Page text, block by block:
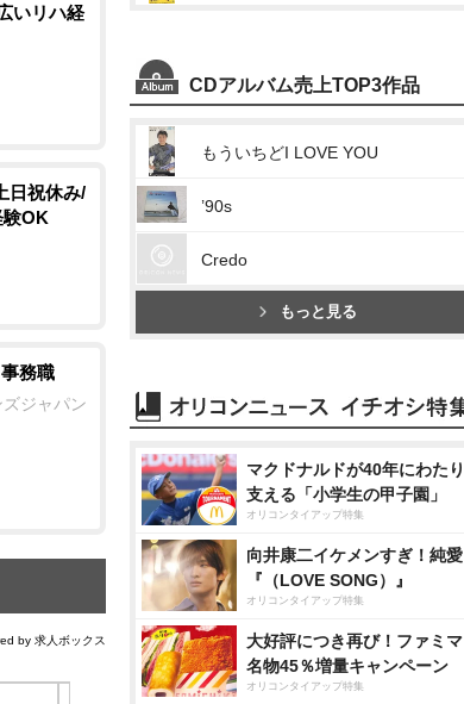
いリハ経
日祝休み/
験OK
務職
ジャパン
by 求人ボックス
CDアルバム売上TOP3作品
もういちどI LOVE YOU
’90s
Credo
もっと見る
マクドナルドが40年にわたり
支える「小学生の甲子園」
オリコンタイアップ特集
向井康二イケメンすぎ！純愛
『（LOVE SONG）』
オリコンタイアップ特集
大好評につき再び！ファミマ
名物45％増量キャンペーン
オリコンタイアップ特集